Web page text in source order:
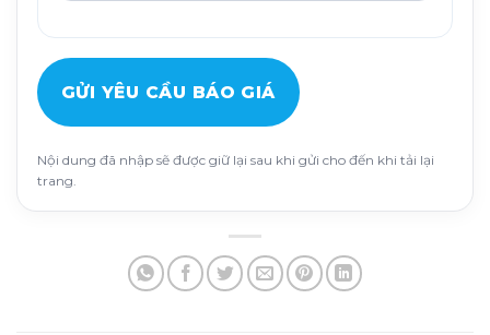
GỬI YÊU CẦU BÁO GIÁ
Nội dung đã nhập sẽ được giữ lại sau khi gửi cho đến khi tải lại
trang.